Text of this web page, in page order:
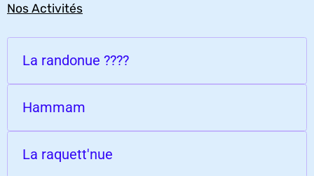
Nos Activités
La randonue ????
Hammam
La raquett'nue